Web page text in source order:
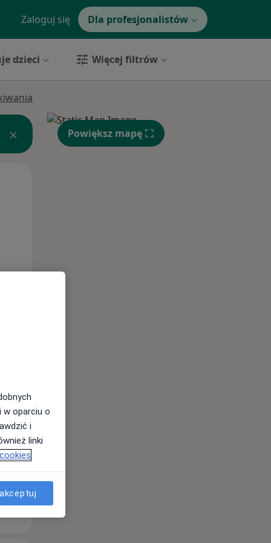
Zaloguj się Dla profesjonalistów
dzieci Więcej filtrów
Powiększ mapę
w oparciu o
i
linki